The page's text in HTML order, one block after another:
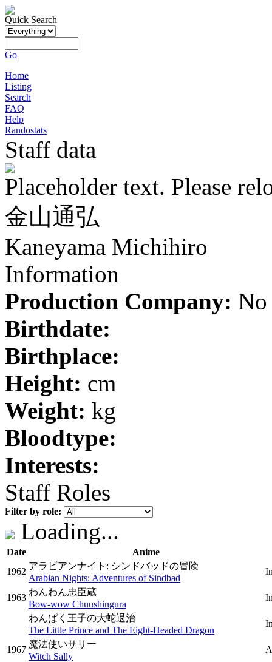
Quick Search
Go
Home
Listing
Search
FAQ
Help
Randostats
Staff data
Placeholder text. Please
金山通弘
Kaneyama Michihiro
Information
Production Company: No
Birthdate:
Birthplace:
Height: cm
Weight: kg
Bloodtype:
Interests:
Staff Roles
Filter by role:
Loading...
Date
Anime
1962
アラビアンナイト: シンドバッドの冒険
Arabian Nights: Adventures of Sindbad
1963
わんわん忠臣蔵
Bow-wow Chuushingura
わんぱく王子の大蛇退治
The Little Prince and The Eight-Headed Dragon
1967
魔法使いサリー
Witch Sally